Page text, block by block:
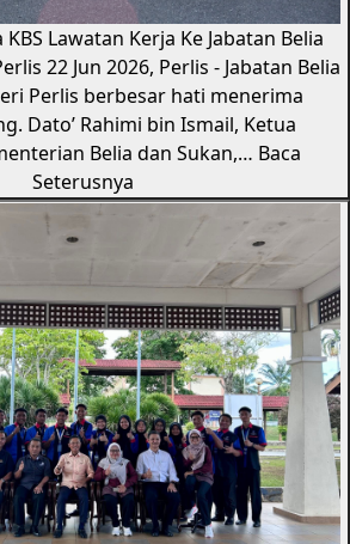
Lawatan Kerja Ke Jabatan Belia
22 Jun 2026, Perlis - Jabatan Belia
Perlis berbesar hati menerima
Dato’ Rahimi bin Ismail, Ketua
Belia dan Sukan,… Baca
Seterusnya